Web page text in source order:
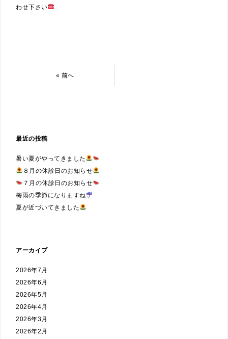
わせ下さい
« 前へ
最近の投稿
暑い夏がやってきました
８月の休診日のお知らせ
７月の休診日のお知らせ
梅雨の季節になりますね
夏が近づいてきました
アーカイブ
2026年7月
2026年6月
2026年5月
2026年4月
2026年3月
2026年2月